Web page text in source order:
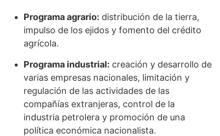
Programa agrario: distribución de la tierra,
impulso de los ejidos y fomento del crédito
agrícola.
Programa industrial: creación y desarrollo de
varias empresas nacionales, limitación y
regulación de las actividades de las
compañías extranjeras, control de la
industria petrolera y promoción de una
política económica nacionalista.